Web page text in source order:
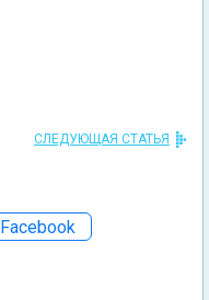
СЛЕДУЮЩАЯ СТАТЬЯ
Facebook